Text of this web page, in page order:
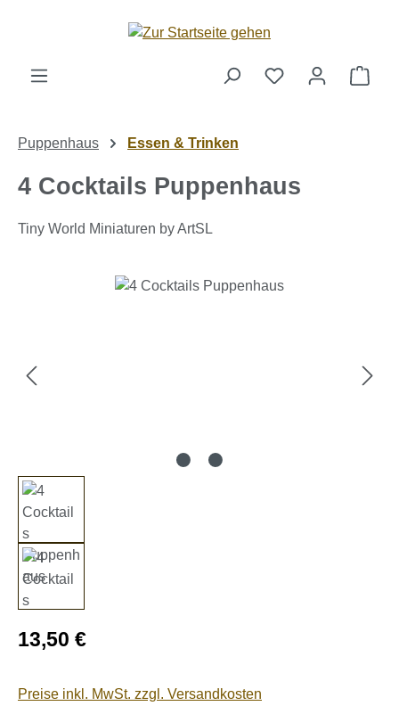
Zum Hauptinhalt springen
Puppenhaus Essen & Trinken
4 Cocktails Puppenhaus
Tiny World Miniaturen by ArtSL
Bildergalerie überspringen
Regulärer Preis:
13,50 €
Preise inkl. MwSt. zzgl. Versandkosten